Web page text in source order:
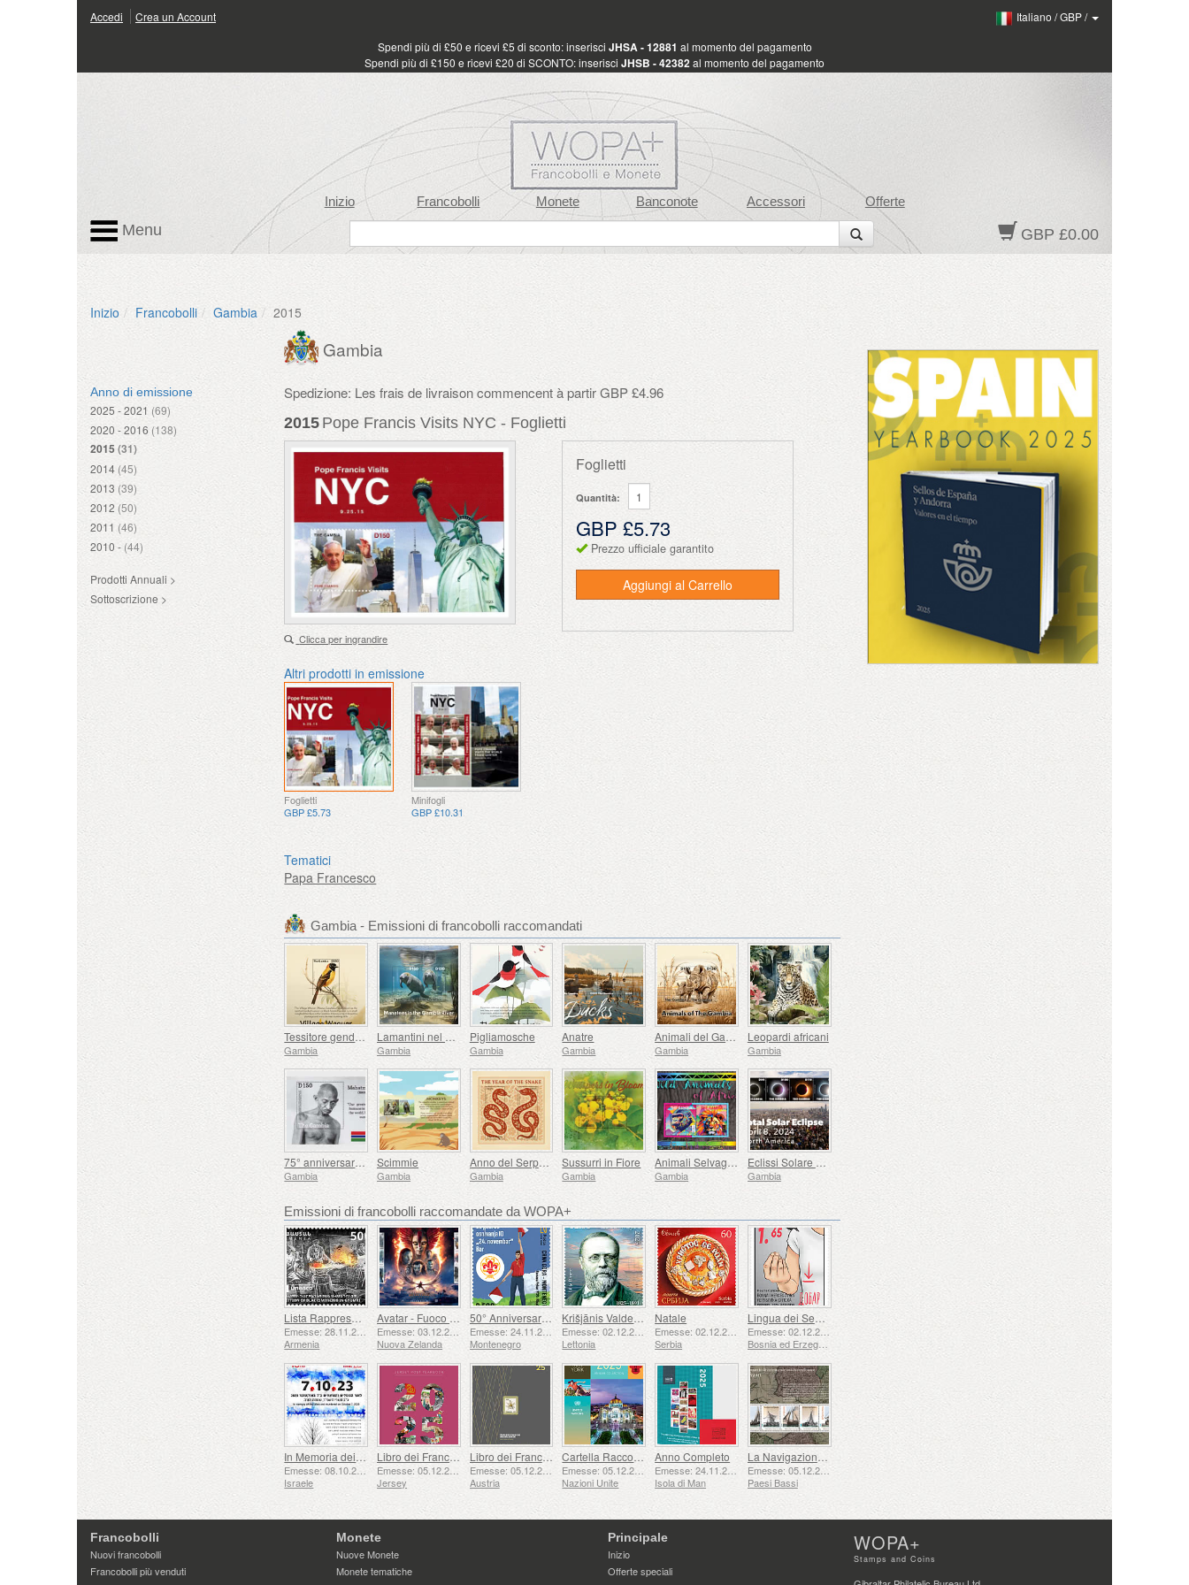
Accedi Crea un Account Italiano /GBP/
Spendi più di £50 e ricevi £5 di sconto: inserisci JHSA - 12881 al momento del pagamento
Spendi più di £150 e ricevi £20 di SCONTO: inserisci JHSB - 42382al momento del pagamento
Inizio Francobolli Monete Banconote Accessori Offerte
GBP £0.00
Menu
Inizio Francobolli Gambia 2015
Anno di emissione
2025 - 2021 (69)
2020 - 2016 (138)
2015 (31)
2014 (45)
2013 (39)
2012 (50)
2011 (46)
2010 - (44)
Prodotti Annuali >
Sottoscrizione >
Gambia
Spedizione: Les frais de livraison commencent à partir GBP £4.96
2015 Pope Francis Visits NYC - Foglietti
Clicca per ingrandire
Foglietti
Quantità:
GBP £5.73
Prezzo ufficiale garantito
Aggiungi al Carrello
Altri prodotti in emissione
Foglietti
GBP £5.73
Minifogli
GBP £10.31
Tematici
Papa Francesco
Gambia - Emissioni di francobolli raccomandati
Tessitore gendarme
Gambia
Lamantini nel fiume Gambia
Gambia
Pigliamosche
Gambia
Anatre
Gambia
Animali del Gambia
Gambia
Leopardi africani
Gambia
75° anniversario della scomparsa di Mahatma Gandhi
Gambia
Scimmie
Gambia
Anno del Serpente
Gambia
Sussurri in Fiore
Gambia
Animali Selvaggi d’Africa
Gambia
Eclissi Solare Totale
Gambia
Emissioni di francobolli raccomandate da WOPA+
Lista Rappresentativa del Patrimonio Culturale Immateriale dell'umanità dell'UNESCO - Tradizione della Forgiatura a Gyumri
Emesse: 28.11.2025
Armenia
Avatar - Fuoco e Cenere
Emesse: 03.12.2025
Nuova Zelanda
50° Anniversario della Fondazione del 24 Novembre Bar Scout
Emesse: 24.11.2025
Montenegro
Krišjānis Valdemārs
Emesse: 02.12.2025
Lettonia
Natale
Emesse: 02.12.2025
Serbia
Lingua dei Segni - Buona
Emesse: 02.12.2025
Bosnia ed Erzegovina - Repubblica di Srpska
In Memoria dei Caduti e Assassinati il ​​7 ottobre 2023
Israele
Libro dei Francobolli
Jersey
Libro dei Francobolli
Emesse: 05.12.2025
Austria
Cartella Raccolta Annuale (New York)
Nazioni Unite
Anno Completo
Isola di Man
La Navigazione nel XVII e XVIII Secolo – La Navigazione della Torba
Emesse: 05.12.2025
Paesi Bassi
Francobolli
Nuovi francobolli
Francobolli più venduti
Monete
Nuove Monete
Monete tematiche
Principale
Inizio
Offerte speciali
WOPA+
Stamps and Coins